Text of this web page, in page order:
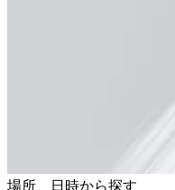
場所、日時から探す